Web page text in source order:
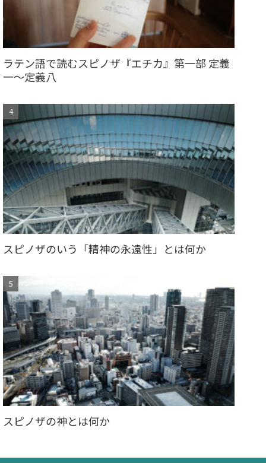
ラテン語で読むスピノザ『エチカ』第一部 定義
一〜定義八
スピノザのいう「精神の永遠性」とは何か
スピノザの神とは何か